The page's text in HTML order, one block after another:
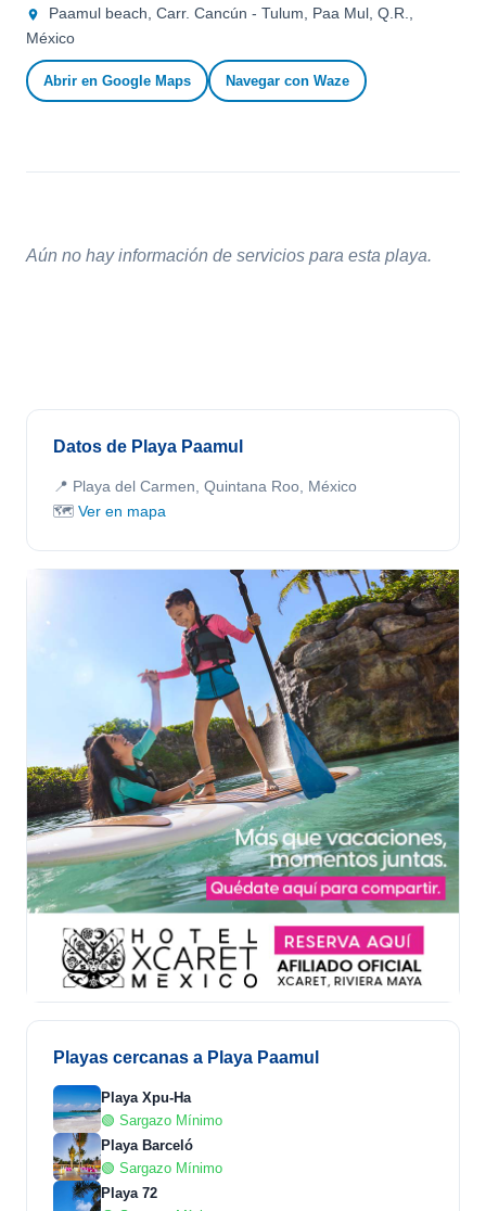
Paamul beach, Carr. Cancún - Tulum, Paa Mul, Q.R.,
México
Abrir en Google Maps Navegar con Waze
Aún no hay información de servicios para esta playa.
Datos de Playa Paamul
📍 Playa del Carmen, Quintana Roo, México
🗺️ Ver en mapa
Playas cercanas a Playa Paamul
Playa Xpu-Ha
🟢 Sargazo Mínimo
Playa Barceló
🟢 Sargazo Mínimo
Playa 72